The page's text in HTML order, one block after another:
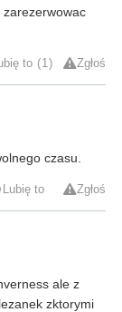
to 1 Zgłoś
czasu.
Lubię to Zgłoś
ale z
zktorymi